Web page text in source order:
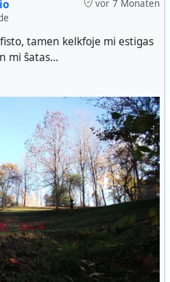
vor 7 Monaten
tamen kelkfoje mi estigas
mi ŝatas...